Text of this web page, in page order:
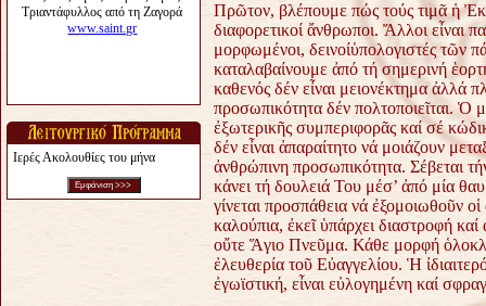
Ιερές Ακολουθίες του μήνα
Πρῶτον, βλέπουμε πώς τούς τιμᾶ ἡ
διαφορετικοί ἄνθρωποι. Ἄλλοι εἶναι
μορφωμένοι, δεινοίὑπολογιστές τῶν
καταλαβαίνουμε ἀπό τή σημερινή
καθενός δέν εἶναι μειονέκτημα
προσωπικότητα δέν πολτοποιεῖται. Ὁ
ἐξωτερικῆς συμπεριφορᾶς καί σέ
δέν εἶναι ἀπαραίτητο νά μοιάζουν
ἀνθρώπινη προσωπικότητα. Σέβεται
κάνει τή δουλειά Του μέσ’ ἀπό μία
γίνεται προσπάθεια νά ἐξομοιωθοῦν
καλούπια, ἐκεῖ ὑπάρχει διαστροφή
οὔτε Ἅγιο Πνεῦμα. Κάθε μορφή
ἐλευθερία τοῦ Εὐαγγελίου. Ἡ
ἐγωϊστική, εἶναι εὐλογημένη καί